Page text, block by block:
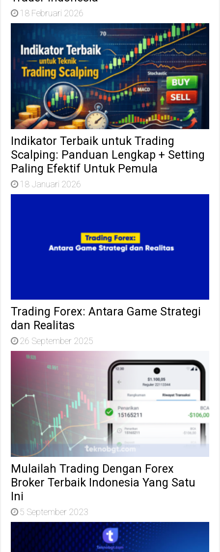
18 Februari 2026
Indikator Terbaik untuk Trading
Scalping: Panduan Lengkap + Setting
Paling Efektif Untuk Pemula
18 Januari 2026
Trading Forex: Antara Game Strategi
dan Realitas
26 September 2025
Mulailah Trading Dengan Forex
Broker Terbaik Indonesia Yang Satu
Ini
5 September 2023